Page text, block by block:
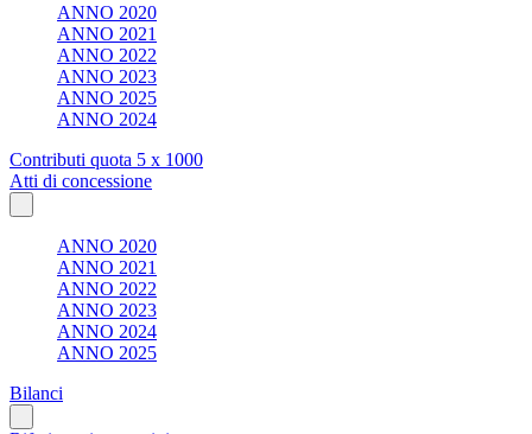
ANNO 2020
ANNO 2021
ANNO 2022
ANNO 2023
ANNO 2025
ANNO 2024
Contributi quota 5 x 1000
Atti di concessione
ANNO 2020
ANNO 2021
ANNO 2022
ANNO 2023
ANNO 2024
ANNO 2025
Bilanci